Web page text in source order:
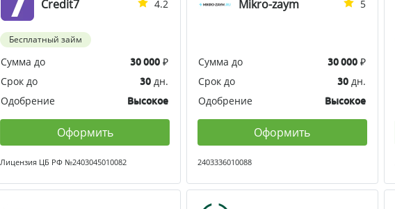
Credit7 4.2
Бесплатный займ
Сумма до 30 000 ₽
Срок до
30 дн.
Одобрение
Высокое
Оформить
Лицензия ЦБ РФ №2403045010082
Mikro-zaym 5
Сумма до 30 000 ₽
Срок до
30 дн.
Одобрение
Высокое
Оформить
2403336010088